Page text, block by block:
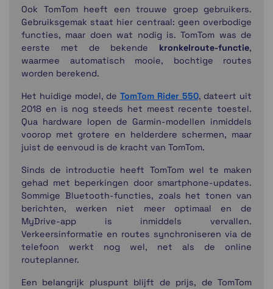
Ook TomTom heeft een trouwe groep gebruikers.
Gebruiksgemak staat hier centraal: geen overbodige
functies, maar doen wat nodig is. TomTom was de
eerste met de bekende kronkelroute-functie,
waarmee automatisch mooie, bochtige routes
worden berekend.
Het huidige model, de TomTom Rider 550, dateert uit
2018 en is nog steeds het meest recente toestel.
Qua hardware lopen de Garmin-modellen inmiddels
voorop met grotere en helderdere schermen, maar
juist de eenvoud is de kracht van TomTom.
Sinds de introductie heeft TomTom wel te maken
gehad met beperkingen door smartphone-updates.
Sommige Bluetooth-functies, zoals het tonen van
berichten, werken niet meer optimaal en de
MyDrive-app is inmiddels vervallen.
Verkeersinformatie en routes synchroniseren via de
telefoon werkt nog wel, net als de online
routeplanner.
Een belangrijk pluspunt blijft de prijs, de TomTom